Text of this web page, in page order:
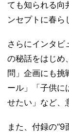
ても知られる向
ンセプトに春ら
さらにインタビ
の秘話をはじめ
問」企画にも挑
ール」「子供に
せたい」など、
また、付録の“9